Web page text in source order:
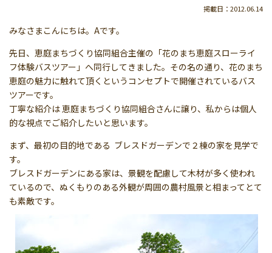
掲載日：2012.06.14
みなさまこんにちは。Aです。
先日、恵庭まちづくり協同組合主催の「花のまち恵庭スローライ
フ体験バスツアー」へ同行してきました。その名の通り、花のまち
恵庭の魅力に触れて頂くというコンセプトで開催されているバス
ツアーです。
丁寧な紹介は 恵庭まちづくり協同組合さんに譲り、私からは個人
的な視点でご紹介したいと思います。
まず、最初の目的地である ブレスドガーデンで２棟の家を見学で
す。
ブレスドガーデンにある家は、景観を配慮して木材が多く使われ
ているので、ぬくもりのある外観が周囲の農村風景と相まってとて
も素敵です。